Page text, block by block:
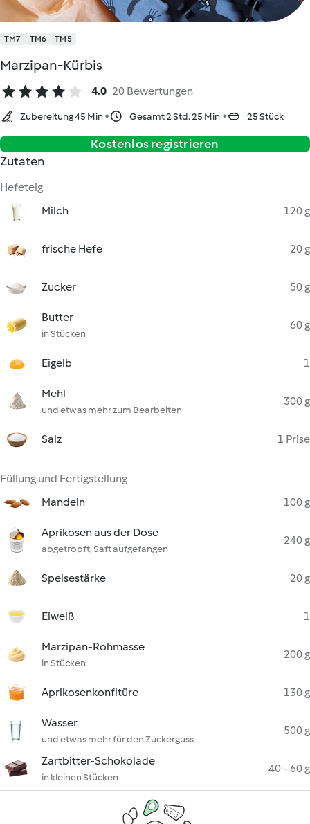
TM7 TM6 TM5
Marzipan-Kürbis
4.0 20 Bewertungen
Zubereitung 45 Min Gesamt 2 Std. 25 Min 25 Stück
Kostenlos registrieren
Zutaten
Hefeteig
Milch
120 g
frische Hefe 20 g
Zucker 50 g
Butter
in Stücken
60 g
Eigelb 1
Mehl
und etwas mehr zum Bearbeiten
300 g
Salz 1 Prise
Füllung und Fertigstellung
Mandeln
100 g
Aprikosen aus der Dose
abgetropft, Saft aufgefangen
240 g
Speisestärke 20 g
Eiweiß 1
Marzipan-Rohmasse
in Stücken
200 g
Aprikosenkonfitüre 130 g
Wasser
und etwas mehr für den Zuckerguss
500 g
Zartbitter-Schokolade
in kleinen Stücken
40 - 60 g